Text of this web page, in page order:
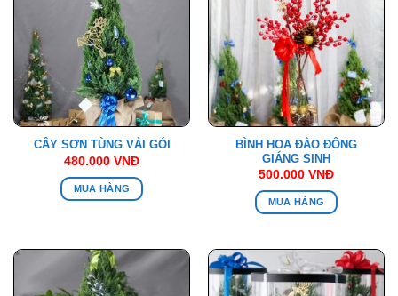
CÂY SƠN TÙNG VẢI GÓI
480.000 VNĐ
MUA HÀNG
BÌNH HOA ĐÀO ĐÔNG
GIÁNG SINH
500.000 VNĐ
MUA HÀNG